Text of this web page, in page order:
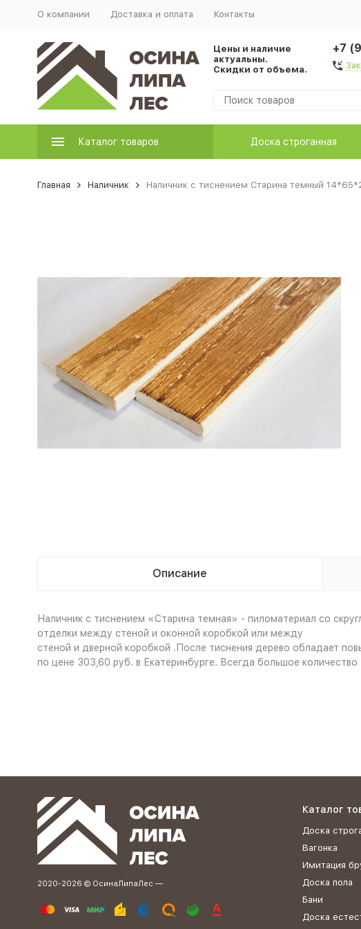
О компании Доставка и оплата Контакты
Цены и наличие
актуальны.
Скидки от объема.
+7
Каталог товаров Доска строганная
Главная Наличник Наличник с тиснением Старина темный
Описание
Наличник с тиснением «Старина темная» - пиломатериал со
отделки между стеной и оконной коробкой или между
стеной и дверной коробкой .После тиснения дерево обладает
по цене 303,60 руб. в Екатеринбурге. Всегда большое
2020-2026 © ОсинаЛипаЛес —
Каталог
Доска
Вагонка
Имитация
Доска пола
Бани
Доска